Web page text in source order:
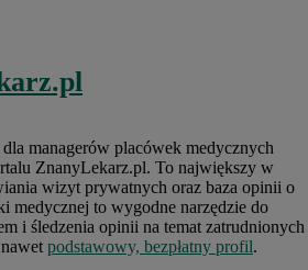
managerów placówek medycznych
ZnanyLekarz.pl. To największy w
wizyt prywatnych oraz baza opinii o
medycznej to wygodne narzędzie do
i śledzenia opinii na temat zatrudnionych
podstawowy, bezpłatny profil.